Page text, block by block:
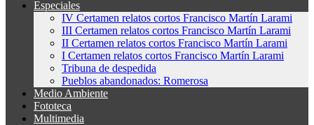
Especiales
IV Certamen relatos cortos Francisco Martín Larami
III Certamen relatos cortos Francisco Martín Larami
II Certamen relatos cortos Francisco Martín Larami
I Certamen relatos cortos Francisco Martín Larami
Tribuna de despedida
Pueblos abandonados: Romerosa
Medio Ambiente
Fototeca
Multimedia